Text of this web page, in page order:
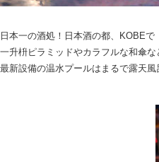
日本一の酒処！日本酒の都、KOBE
一升枡ピラミッドやカラフルな和傘
最新設備の温水プールはまるで露天